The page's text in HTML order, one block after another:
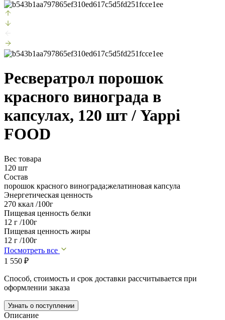
Ресвератрол порошок
красного винограда в
капсулах, 120 шт/ Yappi
FOOD
Вес товара
120 шт
Состав
порошок красного винограда;желатиновая капсула
Энергетическая ценность
270 ккал /100г
Пищевая ценность белки
12 г /100г
Пищевая ценность жиры
12 г /100г
Посмотреть все
1 550 ₽
Способ, стоимость и срок доставки рассчитывается при
оформлении заказа
Узнать о поступлении
Описание